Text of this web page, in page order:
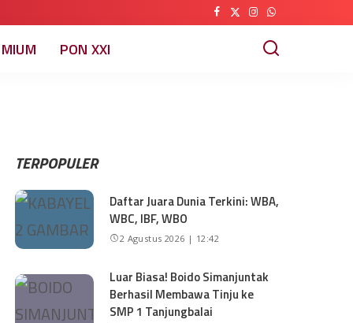
PON XXI
TERPOPULER
Daftar Juara Dunia Terkini: WBA,
WBC, IBF, WBO
2 Agustus 2026 | 12:42
Luar Biasa! Boido Simanjuntak
Berhasil Membawa Tinju ke
SMP 1 Tanjungbalai